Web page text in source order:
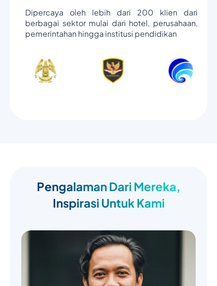
Dipercaya oleh lebih dari 200 klien dari
berbagai sektor mulai dari hotel, perusahaan,
pemerintahan hingga institusi pendidikan
Pengalaman Dari Mereka,
Inspirasi Untuk Kami